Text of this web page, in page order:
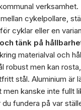
verksamhet.
cykelpollare,
cyklar eller en
tänk på
materialval och
robust men kan
stål. Aluminium är
kanske inte fullt
fundera på var